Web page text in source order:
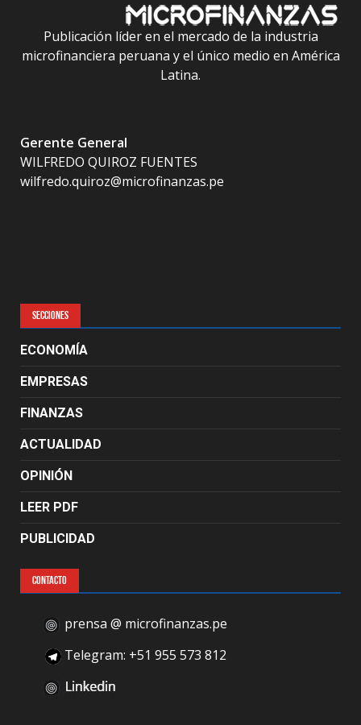
Publicación líder en el mercado de la industria
microfinanciera peruana y el único medio en América
Latina.
Gerente General
WILFREDO QUIROZ FUENTES
wilfredo.quiroz@microfinanzas.pe
SECCIONES
ECONOMÍA
EMPRESAS
FINANZAS
ACTUALIDAD
OPINIÓN
LEER PDF
PUBLICIDAD
CONTACTO
prensa @ microfinanzas.pe
Telegram: +51 955 573 812